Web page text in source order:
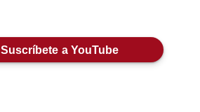
Suscríbete a YouTube